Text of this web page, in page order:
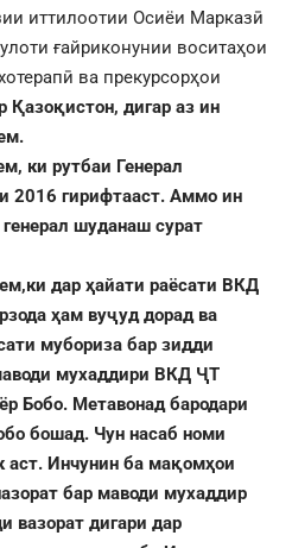
иттилоотии Осиёи Марказӣ
ғайриконунии воситаҳои
ва прекурсорҳои
дигар аз ин
ки рутбаи Генерал
2016 гирифтааст. Аммо ин
шуданаш сурат
дар ҳайати раёсати ВКД
ҳам вуҷуд дорад ва
мубориза бар зидди
мухаддири ВКД ҶТ
Бобо. Метавонад бародари
бошад. Чун насаб номи
аст. Инчунин ба мақомҳои
бар маводи мухаддир
вазорат дигари дар